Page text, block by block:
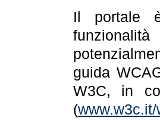
Il portale
guida
W3C, in
(